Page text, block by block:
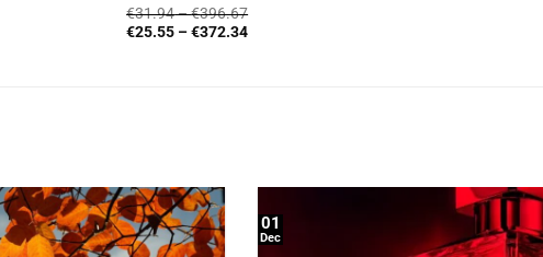
€31.94–€396.67
€25.55 –€372.34
01
Dec